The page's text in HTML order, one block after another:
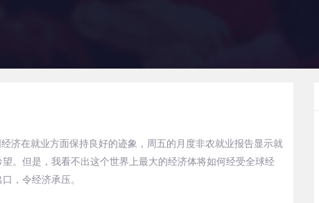
济在就业方面保持良好的迹象，周五的月度非农就业报告显示就
。但是，我看不出这个世界上最大的经济体将如何经受全球经
，令经济承压。